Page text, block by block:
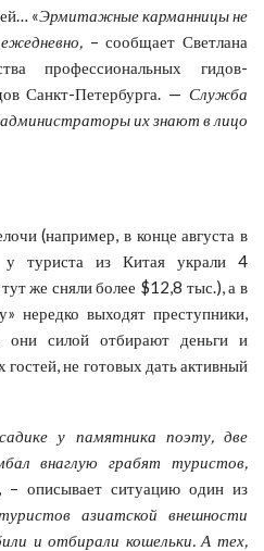
«Эрмитажные карманницы не
– сообщает Светлана
профессиональных гидов-
Санкт-Петербурга. — Служба
их знают в лицо
(например, в конце августа в
у туриста из Китая украли 4
же сняли более $12,8 тыс.), а в
нередко выходят преступники,
силой отбирают деньги и
не готовых дать активный
у памятника поэту, две
внаглую грабят туристов,
, – описывает ситуацию один из
азиатской внешности
и отбирали кошельки. А тех,